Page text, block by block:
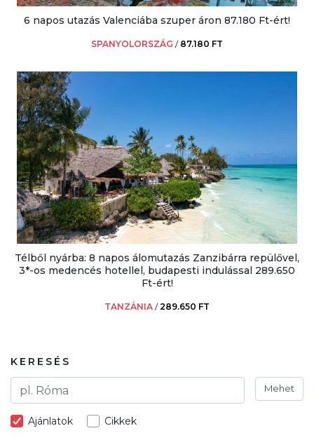
6 napos utazás Valenciába szuper áron 87.180 Ft-ért!
SPANYOLORSZÁG / 87.180 FT
Télből nyárba: 8 napos álomutazás Zanzibárra repülővel,
3*-os medencés hotellel, budapesti indulással 289.650
Ft-ért!
TANZÁNIA /289.650 FT
KERESÉS
Mehet
Ajánlatok Cikkek